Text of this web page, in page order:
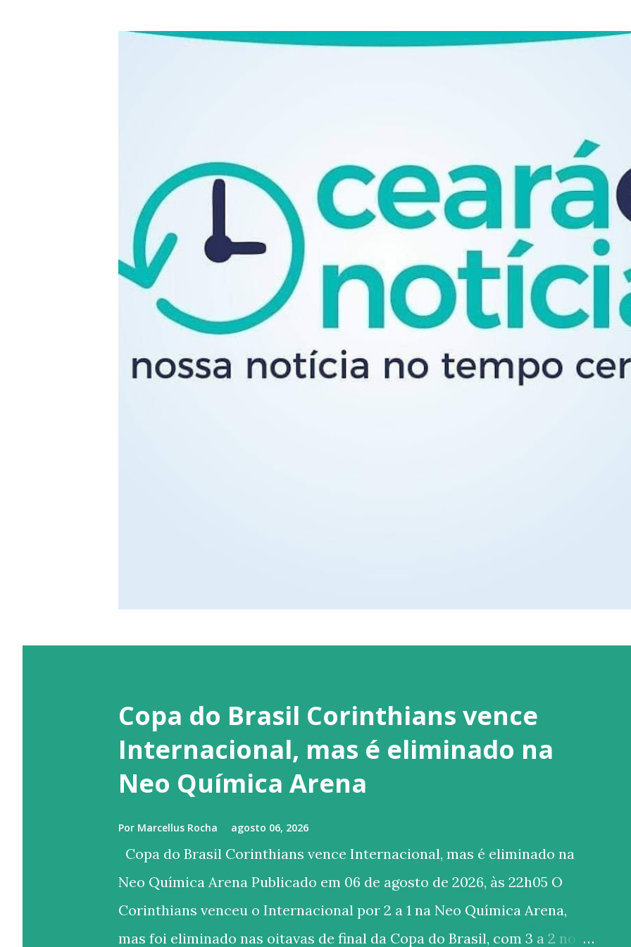
Copa do Brasil Corinthians vence
Internacional, mas é eliminado na
Neo Química Arena
Por Marcellus Rocha agosto 06, 2026
Copa do Brasil Corinthians vence Internacional, mas é eliminado na
Neo Química Arena Publicado em 06 de agosto de 2026, às 22h05 O
Corinthians venceu o Internacional por 2 a 1 na Neo Química Arena,
mas foi eliminado nas oitavas de final da Copa do Brasil, com 3 a 2 no